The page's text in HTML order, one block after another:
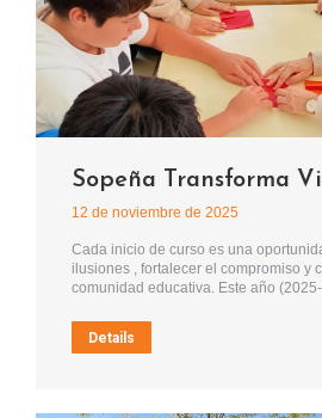
Sopeña Transforma
12 de noviembre de 2025
Cada inicio de curso es una
ilusiones , fortalecer el compromiso y
comunidad educativa. Este año
Details